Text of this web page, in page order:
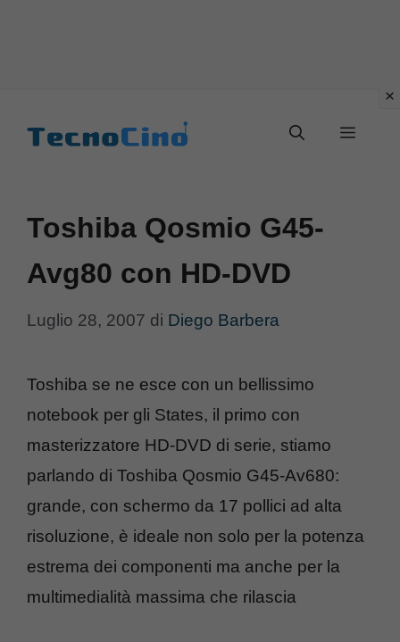
Menu
Toshiba Qosmio G45-
Avg80 con HD-DVD
Luglio 28, 2007 di Diego Barbera
Toshiba se ne esce con un bellissimo
notebook per gli States, il primo con
masterizzatore HD-DVD di serie, stiamo
parlando di Toshiba Qosmio G45-Av680:
grande, con schermo da 17 pollici ad alta
risoluzione, è ideale non solo per la potenza
estrema dei componenti ma anche per la
multimedialità massima che rilascia